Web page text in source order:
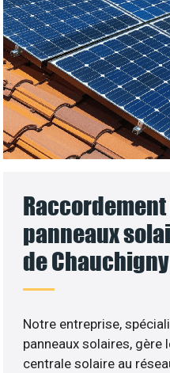
Raccordement
panneaux
de
Notre entreprise,
panneaux solaires, gère
centrale solaire au